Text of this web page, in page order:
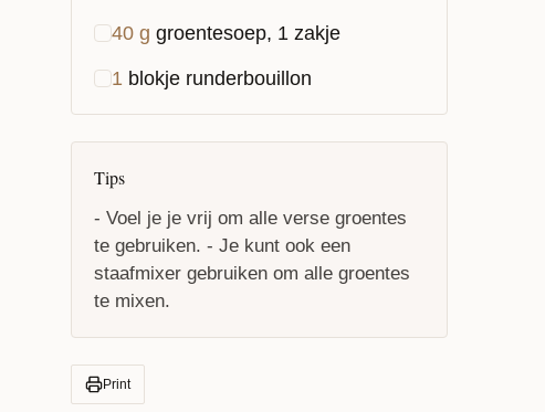
40 g groentesoep, 1 zakje
1 blokje runderbouillon
Tips
- Voel je je vrij om alle verse groentes
te gebruiken. - Je kunt ook een
staafmixer gebruiken om alle groentes
te mixen.
Print